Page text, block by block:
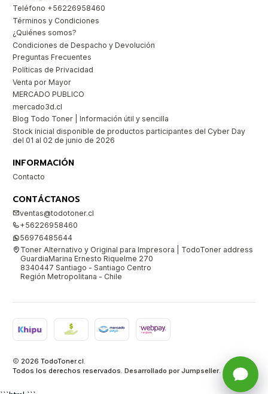
Teléfono +56226958460
Términos y Condiciones
¿Quiénes somos?
Condiciones de Despacho y Devolución
Preguntas Frecuentes
Políticas de Privacidad
Venta por Mayor
MERCADO PUBLICO
mercado3d.cl
Blog Todo Toner | Información útil y sencilla
Stock inicial disponible de productos participantes del Cyber Day
del 01 al 02 de junio de 2026
INFORMACIÓN
Contacto
CONTÁCTANOS
ventas@todotoner.cl
+56226958460
56976485644
Toner Alternativo y Original para Impresora | TodoToner address
GuardiaMarina Ernesto Riquelme 270
8340447 Santiago - Santiago Centro
Región Metropolitana - Chile
2026 TodoToner.cl.
Todos los derechos reservados. Desarrollado por Jumpseller.